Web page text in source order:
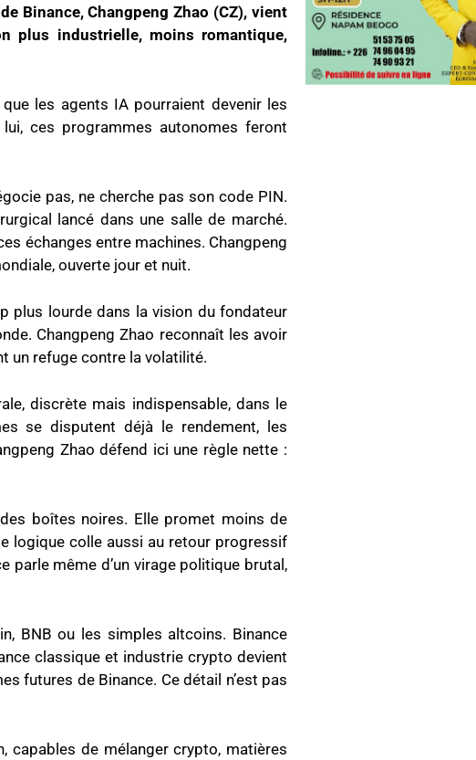
Binance, Changpeng Zhao (CZ), vient
plus industrielle, moins romantique,
les agents IA pourraient devenir les
ces programmes autonomes feront
pas, ne cherche pas son code PIN.
lancé dans une salle de marché.
échanges entre machines. Changpeng
ouverte jour et nuit.
plus lourde dans la vision du fondateur
Changpeng Zhao reconnaît les avoir
un refuge contre la volatilité.
discrète mais indispensable, dans le
se disputent déjà le rendement, les
Zhao défend ici une règle nette :
boîtes noires. Elle promet moins de
logique colle aussi au retour progressif
parle même d’un virage politique brutal,
BNB ou les simples altcoins. Binance
classique et industrie crypto devient
futures de Binance. Ce détail n’est pas
capables de mélanger crypto, matières